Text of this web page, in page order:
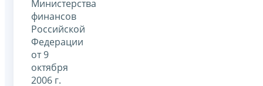
Министерства
финансов
Российской
Федерации
от 9
октября
2006 г.